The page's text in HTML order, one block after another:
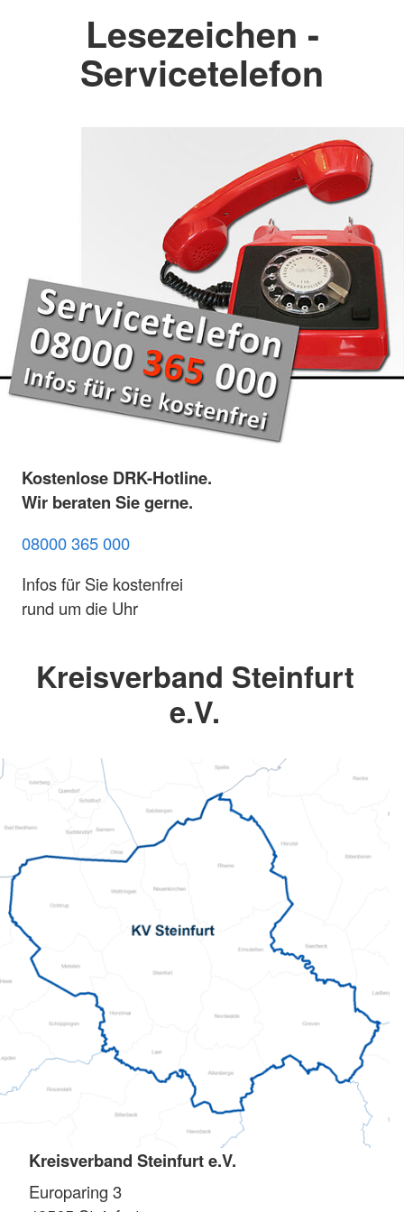
Lesezeichen -
Servicetelefon
Kostenlose DRK-Hotline.
Wir beraten Sie gerne.
08000 365 000
Infos für Sie kostenfrei
rund um die Uhr
Kreisverband Steinfurt
e.V.
Kreisverband Steinfurt e.V.
Europaring 3